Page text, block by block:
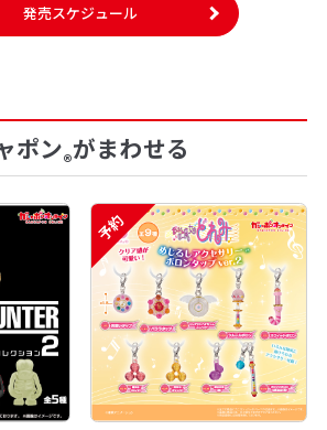
発売スケジュール
ポン®がまわせる
予約